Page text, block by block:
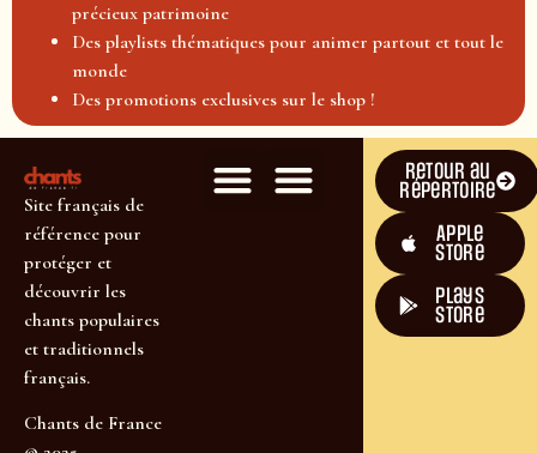
précieux patrimoine
Des playlists thématiques pour animer partout et tout le
monde
Des promotions exclusives sur le shop !
Site français de
référence pour
protéger et
découvrir les
chants populaires
et traditionnels
français.
Chants de France
Retour au
répertoire
Apple
Store
plays
store